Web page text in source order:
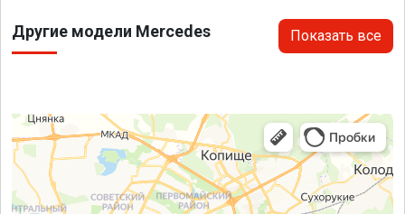
Другие модели Mercedes Показать все